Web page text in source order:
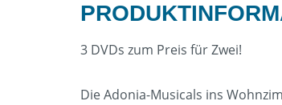
3 DVDs zum Preis für Zwei!
Die Adonia-Musicals ins